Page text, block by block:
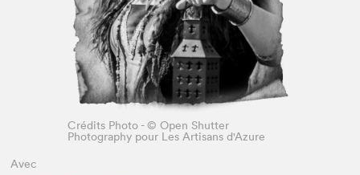
Avec
Crédits Photo - © Open Shutter
Photography pour Les Artisans d'Azure